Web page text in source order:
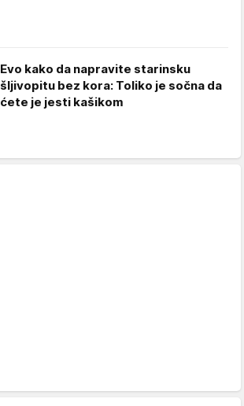
Evo kako da napravite starinsku
šljivopitu bez kora: Toliko je sočna da
ćete je jesti kašikom